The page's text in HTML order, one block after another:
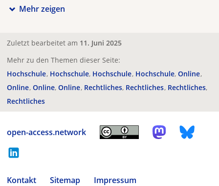
Mehr zeigen
Zuletzt bearbeitet am 11. Juni 2025
Mehr zu den Themen dieser Seite:
Hochschule Hochschule Hochschule Hochschule Online
Online Online Online Rechtliches Rechtliches Rechtliches
Rechtliches
open-access.network
Kontakt Sitemap
Impressum